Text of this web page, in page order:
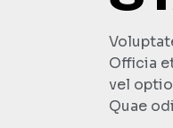
Officia
vel
Quae